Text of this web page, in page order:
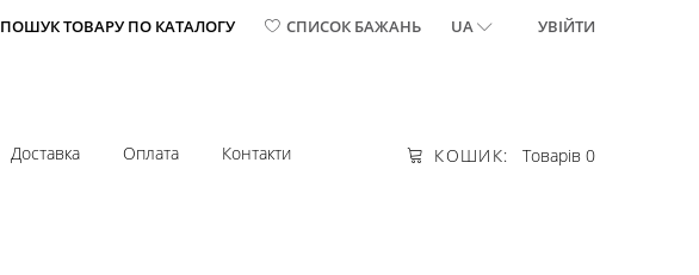
ПОШУК ТОВАРУ ПО КАТАЛОГУ СПИСОК БАЖАНЬ UA УВІЙТИ
КОШИК: Товарів 0
Доставка Оплата Контакти